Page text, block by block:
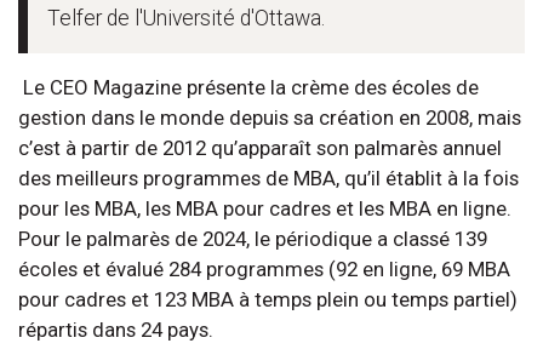
Telfer de l'Université d'Ottawa.
Le CEO Magazine présente la crème des écoles de
gestion dans le monde depuis sa création en 2008, mais
c’est à partir de 2012 qu’apparaît son palmarès annuel
des meilleurs programmes de MBA, qu’il établit à la fois
pour les MBA, les MBA pour cadres et les MBA en ligne.
Pour le palmarès de 2024, le périodique a classé 139
écoles et évalué 284 programmes (92 en ligne, 69 MBA
pour cadres et 123 MBA à temps plein ou temps partiel)
répartis dans 24 pays.